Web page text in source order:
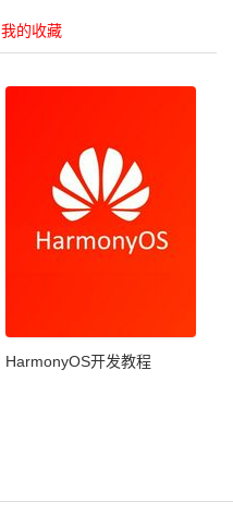
我的收藏
HarmonyOS开发教程